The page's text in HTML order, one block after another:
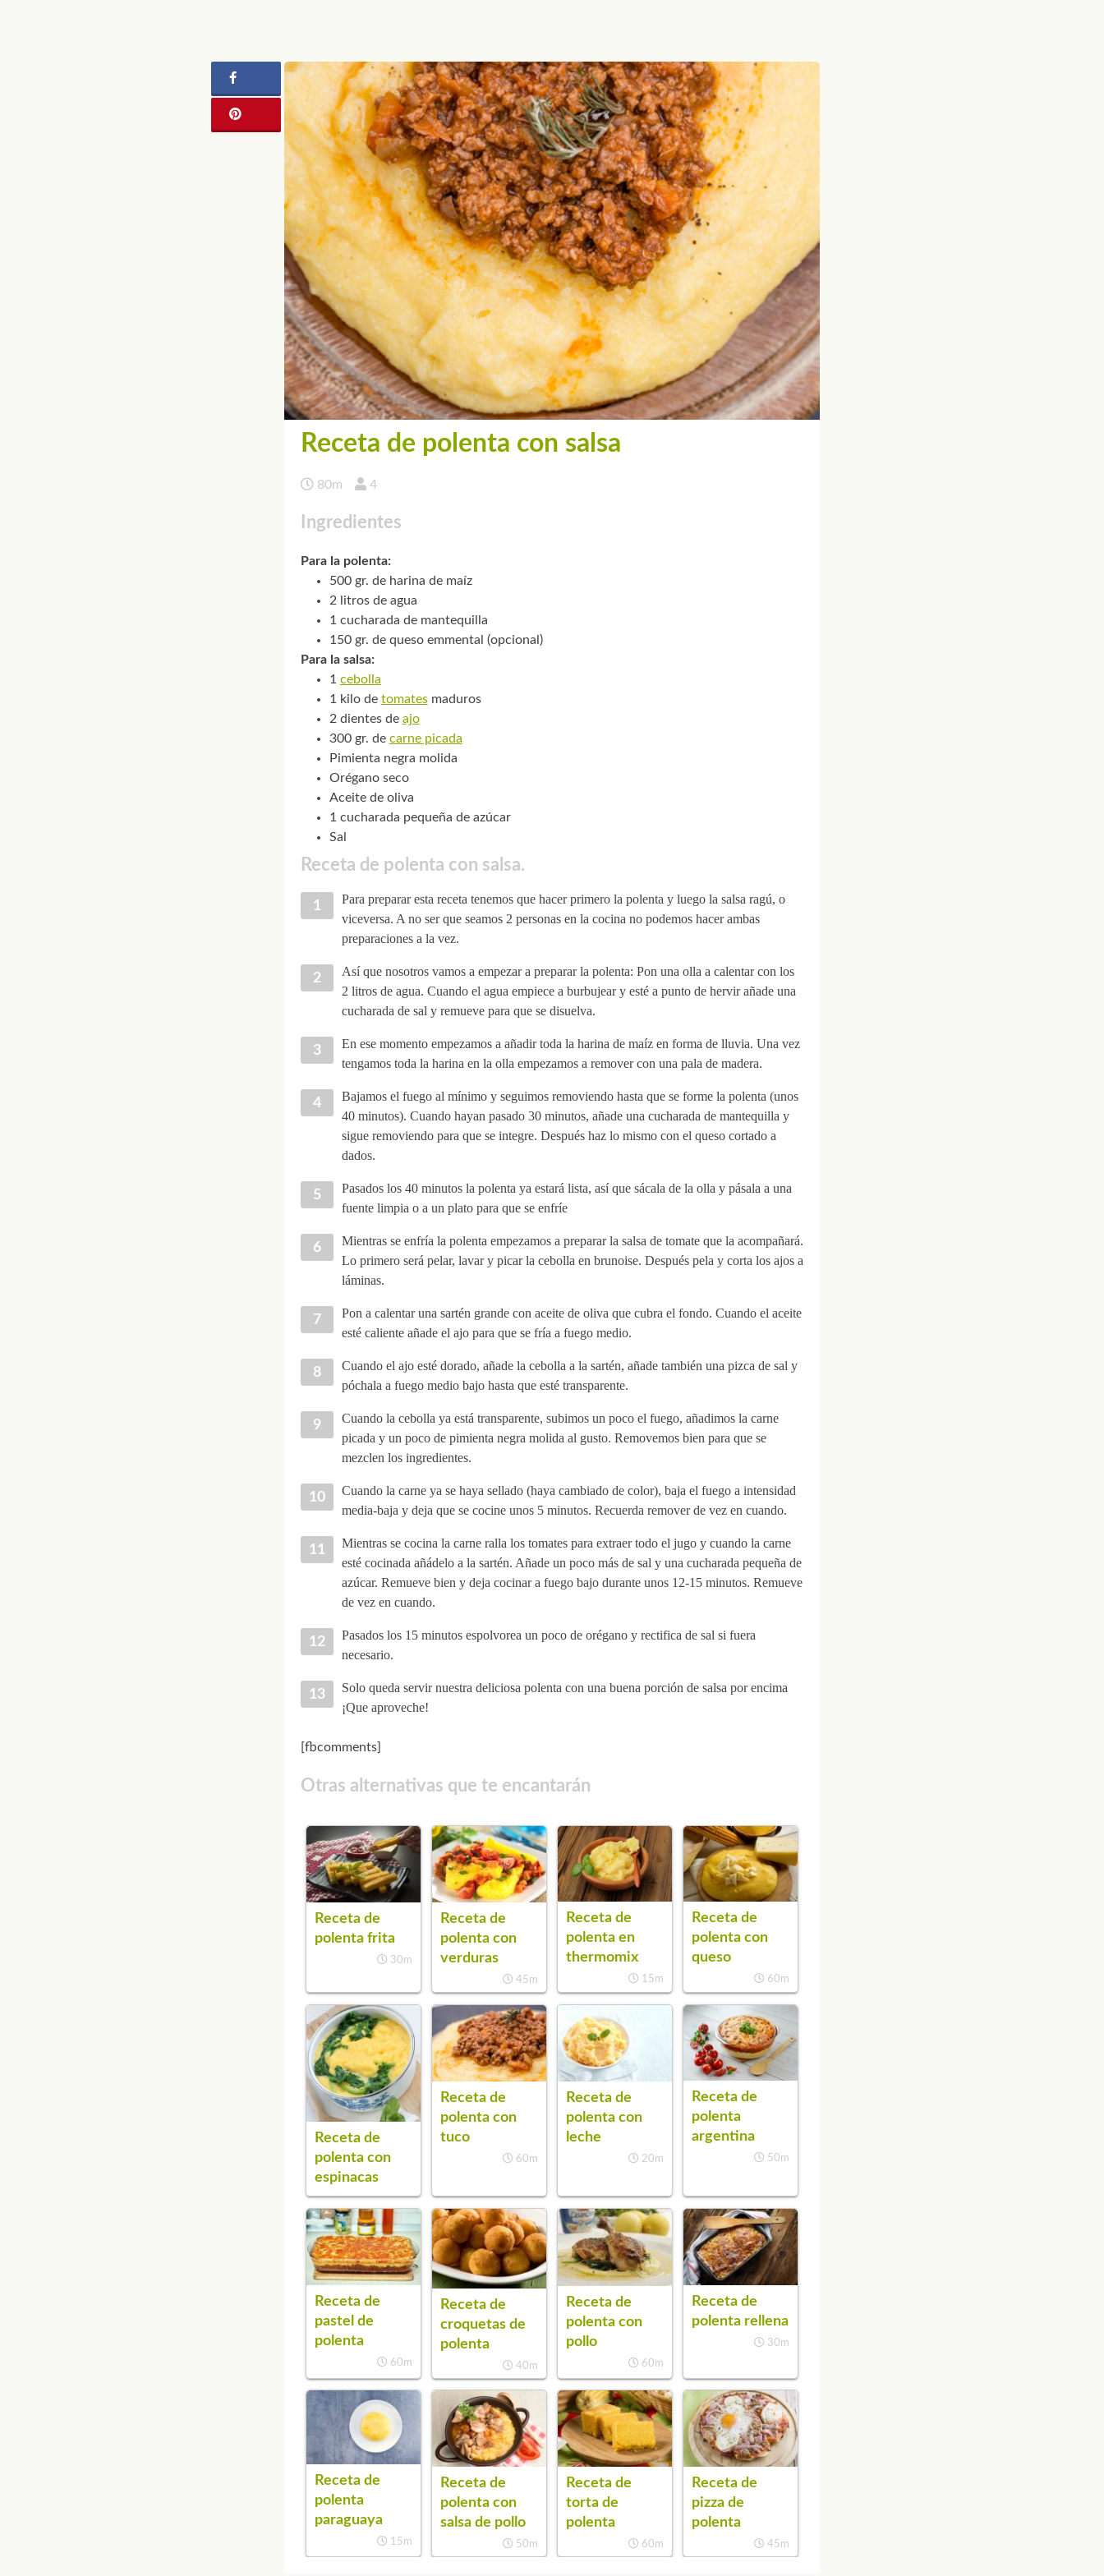
Receta de polenta con salsa
80m 4
Ingredientes
Para la polenta:
500 gr. de harina de maíz
2 litros de agua
1 cucharada de mantequilla
150 gr. de queso emmental (opcional)
Para la salsa:
1 cebolla
1 kilo de tomatesmaduros
2 dientes de ajo
300 gr. de carne picada
Pimienta negra molida
Orégano seco
Aceite de oliva
1 cucharada pequeña de azúcar
Sal
Receta de polenta con salsa.
Para preparar esta receta tenemos que hacer primero la polenta y luego la salsa ragú, o
viceversa. A no ser que seamos 2 personas en la cocina no podemos hacer ambas
preparaciones a la vez.
Así que nosotros vamos a empezar a preparar la polenta: Pon una olla a calentar con los
2 litros de agua. Cuando el agua empiece a burbujear y esté a punto de hervir añade una
cucharada de sal y remueve para que se disuelva.
En ese momento empezamos a añadir toda la harina de maíz en forma de lluvia. Una vez
tengamos toda la harina en la olla empezamos a remover con una pala de madera.
Bajamos el fuego al mínimo y seguimos removiendo hasta que se forme la polenta (unos
40 minutos). Cuando hayan pasado 30 minutos, añade una cucharada de mantequilla y
sigue removiendo para que se integre. Después haz lo mismo con el queso cortado a
dados.
Pasados los 40 minutos la polenta ya estará lista, así que sácala de la olla y pásala a una
fuente limpia o a un plato para que se enfríe
Mientras se enfría la polenta empezamos a preparar la salsa de tomate que la acompañará.
Lo primero será pelar, lavar y picar la cebolla en brunoise. Después pela y corta los ajos a
láminas.
Pon a calentar una sartén grande con aceite de oliva que cubra el fondo. Cuando el aceite
esté caliente añade el ajo para que se fría a fuego medio.
Cuando el ajo esté dorado, añade la cebolla a la sartén, añade también una pizca de sal y
póchala a fuego medio bajo hasta que esté transparente.
Cuando la cebolla ya está transparente, subimos un poco el fuego, añadimos la carne
picada y un poco de pimienta negra molida al gusto. Removemos bien para que se
mezclen los ingredientes.
Cuando la carne ya se haya sellado (haya cambiado de color), baja el fuego a intensidad
media-baja y deja que se cocine unos 5 minutos. Recuerda remover de vez en cuando.
Mientras se cocina la carne ralla los tomates para extraer todo el jugo y cuando la carne
esté cocinada añádelo a la sartén. Añade un poco más de sal y una cucharada pequeña de
azúcar. Remueve bien y deja cocinar a fuego bajo durante unos 12-15 minutos. Remueve
de vez en cuando.
Pasados los 15 minutos espolvorea un poco de orégano y rectifica de sal si fuera
necesario.
Solo queda servir nuestra deliciosa polenta con una buena porción de salsa por encima
¡Que aproveche!
[fbcomments]
Otras alternativas que te encantarán
Receta de
polenta frita
30m
Receta de
polenta con
verduras
45m
Receta de
polenta en
thermomix
15m
Receta de
polenta con
queso
60m
Receta de
polenta con
espinacas
Receta de
polenta con
tuco
60m
Receta de
polenta con
leche
20m
Receta de
polenta
argentina
50m
Receta de
pastel de
polenta
60m
Receta de
croquetas de
polenta
40m
Receta de
polenta con
pollo
60m
Receta de
polenta rellena
30m
Receta de
polenta
paraguaya
15m
Receta de
polenta con
salsa de pollo
50m
Receta de
torta de
polenta
60m
Receta de
pizza de
polenta
45m